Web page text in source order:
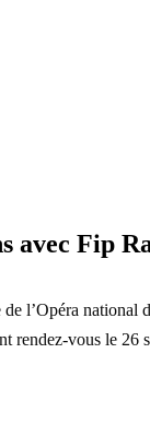
avec Fip
de l’Opéra
rendez-vous le 26